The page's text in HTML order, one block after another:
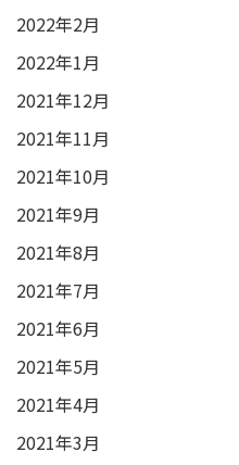
2022年2月
2022年1月
2021年12月
2021年11月
2021年10月
2021年9月
2021年8月
2021年7月
2021年6月
2021年5月
2021年4月
2021年3月